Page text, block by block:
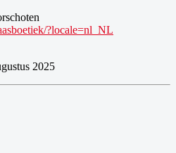
?locale=nl_NL
2025